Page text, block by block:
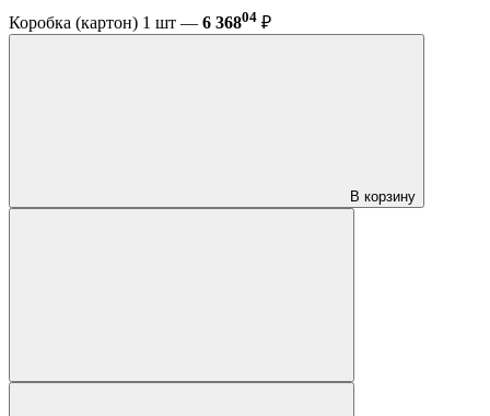
Коробка (картон) 1 шт — 6 36804 ₽
В корзину